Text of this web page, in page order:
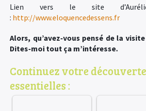
Lien vers le site d’Aurélie
: http://www.eloquencedessens.fr
Alors, qu’avez-vous pensé de la
Dites-moi tout ça m’intéresse.
Continuez votre
essentielles :